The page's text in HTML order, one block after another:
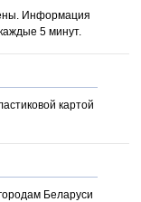
Информация
5 минут.
картой
Беларуси